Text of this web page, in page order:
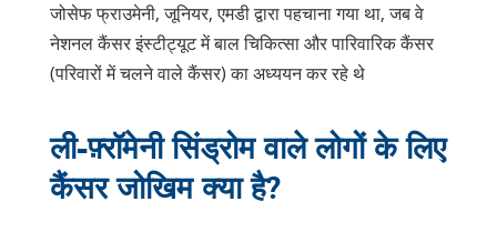
जोसेफ फ्राउमेनी, जूनियर, एमडी द्वारा पहचाना गया था, जब वे
नेशनल कैंसर इंस्टीट्यूट में बाल चिकित्सा और पारिवारिक कैंसर
(परिवारों में चलने वाले कैंसर) का अध्ययन कर रहे थे
ली-फ़्रॉमेनी सिंड्रोम वाले लोगों के लिए
कैंसर जोखिम क्या है?